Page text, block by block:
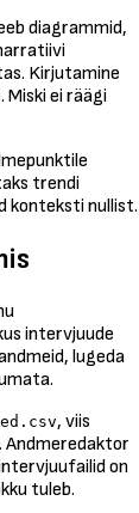
diagrammid,
Kirjutamine
Miski ei räägi
trendi
konteksti nullist.
intervjuude
lugeda
, viis
. Andmeredaktor
on
tuleb.